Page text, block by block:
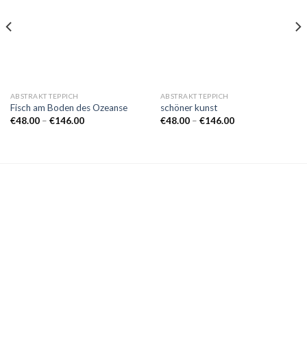
ABSTRAKT TEPPICH
Fisch am Boden des Ozeanse
€48.00 – €146.00Preisspanne:
ABSTRAKT TEPPICH
schöner kunst
€48.00 – €146.00Preisspanne: